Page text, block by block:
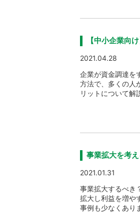
【中小企業向
2021.04.28
企業が資金調達を
方法で、多くの人
リットについて解
事業拡大を考
2021.01.31
事業拡大するべき
拡大し利益を増や
事例も少なくあり